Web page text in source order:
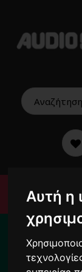
Αυτή η
Μενού
Για το